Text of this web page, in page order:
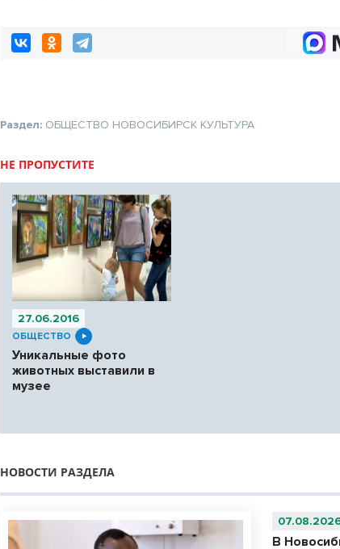
Раздел: ОБЩЕСТВО НОВОСИБИРСК КУЛЬТУРА
НЕ ПРОПУСТИТЕ
27.06.2016
ОБЩЕСТВО
Уникальные фото
животных выставили в
музее
НОВОСТИ РАЗДЕЛА
В